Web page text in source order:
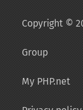
Copyright ©
Group
My PHP.net